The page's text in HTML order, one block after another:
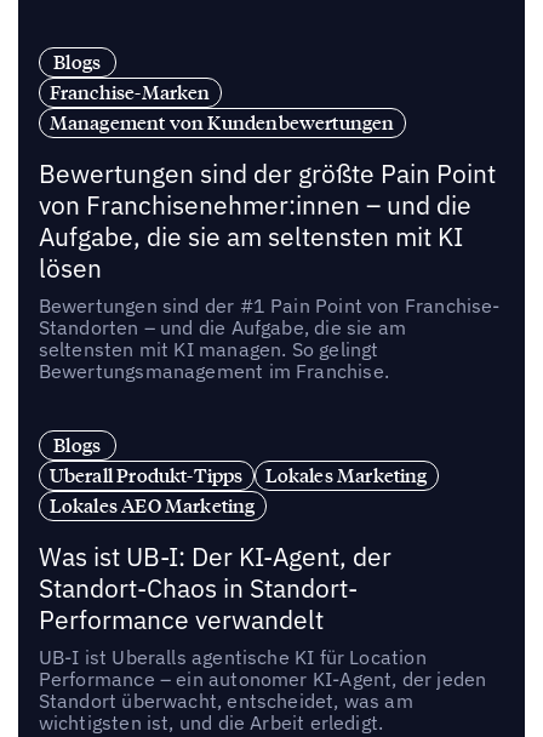
Blogs
Franchise-Marken
Management von Kundenbewertungen
Bewertungen sind der größte Pain Point
von Franchisenehmer:innen – und die
Aufgabe, die sie am seltensten mit KI
lösen
Bewertungen sind der #1 Pain Point von Franchise-
Standorten – und die Aufgabe, die sie am
seltensten mit KI managen. So gelingt
Bewertungsmanagement im Franchise.
Blogs
Uberall Produkt-Tipps
Lokales Marketing
Lokales AEO Marketing
Was ist UB-I: Der KI-Agent, der
Standort-Chaos in Standort-
Performance verwandelt
UB-I ist Uberalls agentische KI für Location
Performance – ein autonomer KI-Agent, der jeden
Standort überwacht, entscheidet, was am
wichtigsten ist, und die Arbeit erledigt.